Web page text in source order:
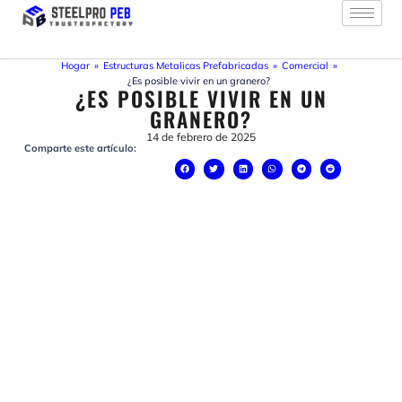
contenido
Hogar » Estructuras Metalicas Prefabricadas » Comercial »
¿Es posible vivir en un granero?
¿ES POSIBLE VIVIR EN UN
GRANERO?
14 de febrero de 2025
Comparte este artículo: